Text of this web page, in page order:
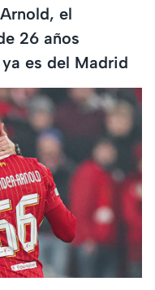
el
26 años
es del Madrid